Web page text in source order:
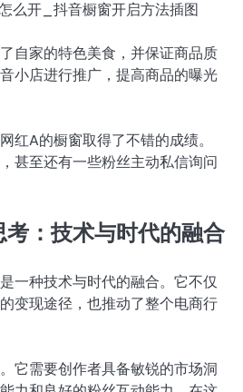
自家的特色美食，并保证商品质
小店进行推广，提高商品的曝光
红A的橱窗取得了不错的成绩。
甚至还有一些粉丝主动私信询问
考：技术与时代的融合
一种技术与时代的融合。它不仅
变现途径，也推动了整个电商行
它需要创作者具备敏锐的市场洞